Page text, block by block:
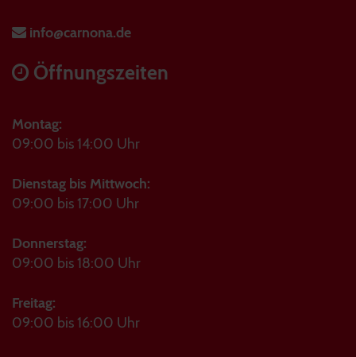
info@carnona.de
Öffnungszeiten
Montag:
09:00 bis 14:00 Uhr
Dienstag bis Mittwoch:
09:00 bis 17:00 Uhr
Donnerstag:
09:00 bis 18:00 Uhr
Freitag:
09:00 bis 16:00 Uhr